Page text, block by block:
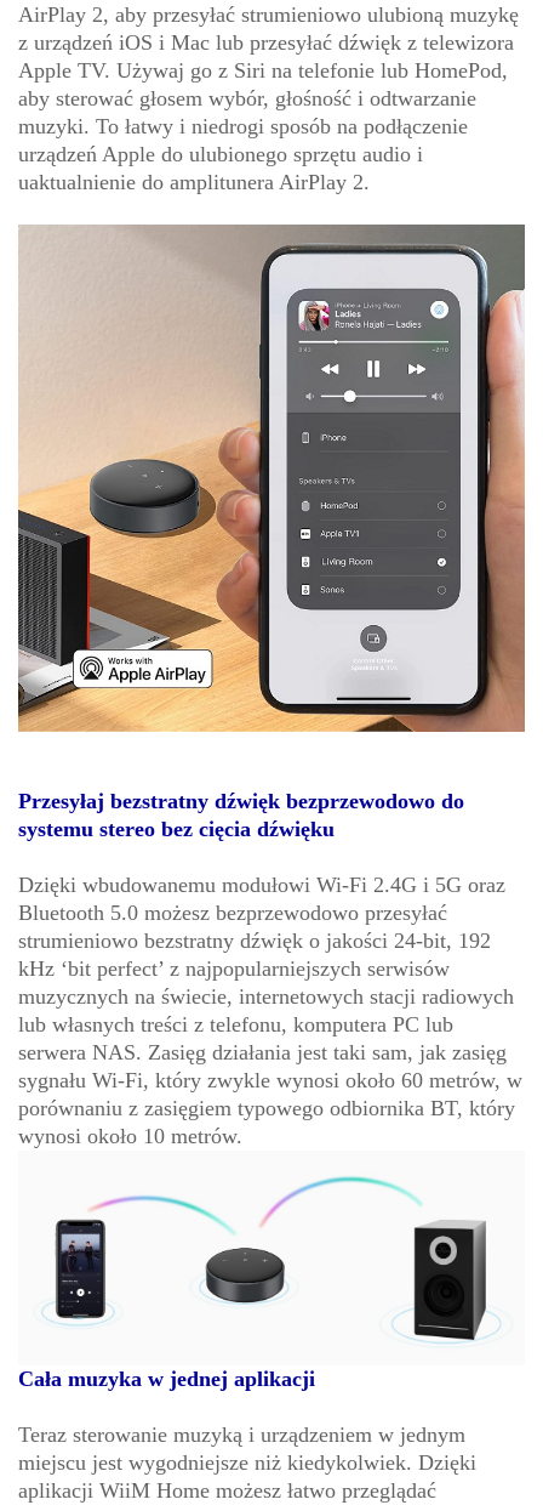
AirPlay 2, aby przesyłać strumieniowo ulubioną muzykę
z urządzeń iOS i Mac lub przesyłać dźwięk z telewizora
Apple TV. Używaj go z Siri na telefonie lub HomePod,
aby sterować głosem wybór, głośność i odtwarzanie
muzyki. To łatwy i niedrogi sposób na podłączenie
urządzeń Apple do ulubionego sprzętu audio i
uaktualnienie do amplitunera AirPlay 2.
Przesyłaj bezstratny dźwięk bezprzewodowo do
systemu stereo bez cięcia dźwięku
Dzięki wbudowanemu modułowi Wi-Fi 2.4G i 5G oraz
Bluetooth 5.0 możesz bezprzewodowo przesyłać
strumieniowo bezstratny dźwięk o jakości 24-bit, 192
kHz ‘bit perfect’ z najpopularniejszych serwisów
muzycznych na świecie, internetowych stacji radiowych
lub własnych treści z telefonu, komputera PC lub
serwera NAS. Zasięg działania jest taki sam, jak zasięg
sygnału Wi-Fi, który zwykle wynosi około 60 metrów, w
porównaniu z zasięgiem typowego odbiornika BT, który
wynosi około 10 metrów.
Cała muzyka w jednej aplikacji
Teraz sterowanie muzyką i urządzeniem w jednym
miejscu jest wygodniejsze niż kiedykolwiek. Dzięki
aplikacji WiiM Home możesz łatwo przeglądać